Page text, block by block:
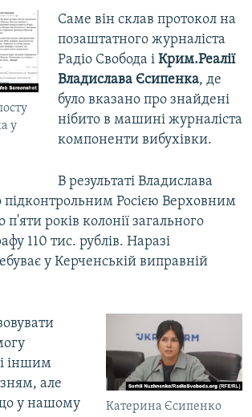
у
Саме він склав протокол на
позаштатного журналіста
Радіо Свобода і Крим.Реалії
Владислава Єсипенка, де
було вказано про знайдені
нібито в машині журналіста
компоненти вибухівки.
В результаті Владислава
підконтрольним Росією Верховним
років колонії загального
110 тис. рублів. Наразі
у Керченській виправній
Катерина Єсипенко
іншим
але
у нашому